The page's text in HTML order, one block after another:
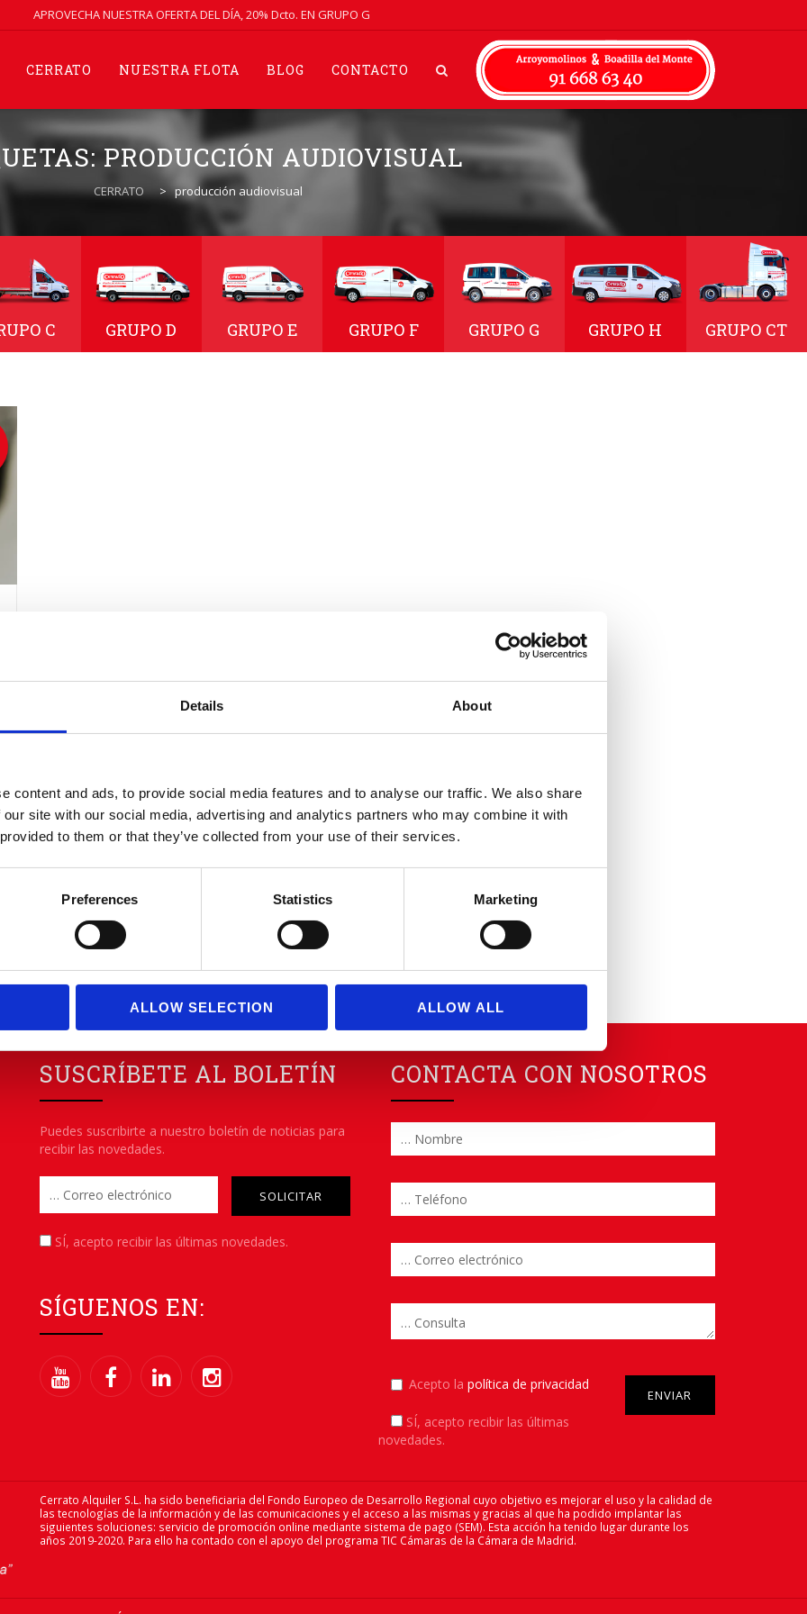
Details About
content and ads, to provide social media features and to analyse our traffic. We also share
site with our social media, advertising and analytics partners who may combine it with
to them or that they’ve collected from your use of their services.
Preferences Statistics Marketing
ALLOW SELECTION ALLOW ALL
APROVECHA NUESTRA OFERTA DEL DÍA, 20% Dcto. EN GRUPO G
CERRATO NUESTRA FLOTA BLOG CONTACTO
PRODUCCIÓN AUDIOVISUAL
CERRATO > producción audiovisual
SUSCRÍBETE AL BOLETÍN
Puedes suscribirte a nuestro boletín de noticias para
recibir las novedades.
Please leave this field empty.
SÍ, acepto recibir las últimas novedades.
SÍGUENOS EN:
CONTACTA CON NOSOTROS
Acepto la política de privacidad
SÍ, acepto recibir las últimas
novedades.
Please leave this field empty.
Cerrato Alquiler S.L. ha sido beneficiaria del Fondo Europeo de Desarrollo Regional cuyo objetivo es mejorar el uso y la calidad de
las tecnologías de la información y de las comunicaciones y el acceso a las mismas y gracias al que ha podido implantar las
siguientes soluciones: servicio de promoción online mediante sistema de pago (SEM). Esta acción ha tenido lugar durante los
años 2019-2020. Para ello ha contado con el apoyo del programa TIC Cámaras de la Cámara de Madrid.